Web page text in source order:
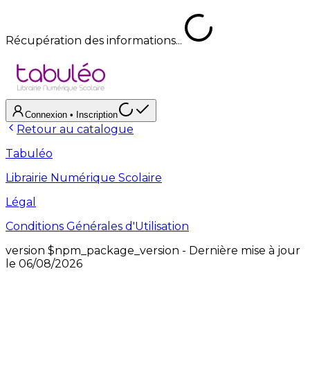
Récupération des informations...
Connexion • Inscription
Retour au catalogue
Tabuléo
Librairie Numérique Scolaire
Légal
Conditions Générales d'Utilisation
version $npm_package_version - Dernière mise à jour
le 06/08/2026